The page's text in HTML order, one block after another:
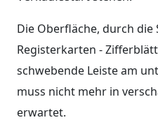
Die Oberfläche, durch
Registerkarten -
schwebende Leiste am
muss nicht mehr in
erwartet.